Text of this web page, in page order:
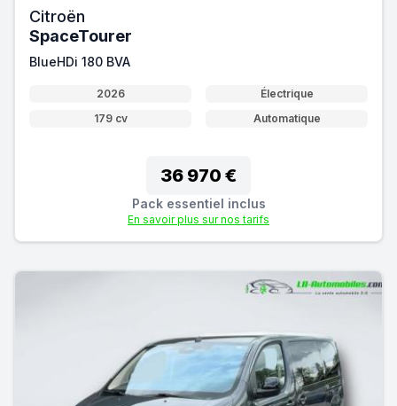
Citroën
SpaceTourer
BlueHDi 180 BVA
2026
Électrique
179 cv
Automatique
36 970 €
Pack essentiel inclus
En savoir plus sur nos tarifs